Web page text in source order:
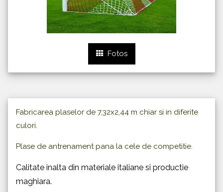
Fotos
Fabricarea plaselor de 7,32x2,44 m chiar si in diferite
culori.
Plase de antrenament pana la cele de competitie.
Calitate inalta din materiale italiane si productie
maghiara.